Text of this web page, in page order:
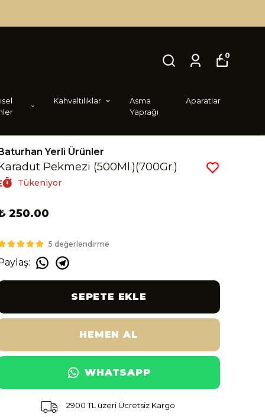
Kahvaltılıklar
Asma
Yaprağı
Aparatlar
0
Yerli Ürünler
Pekmezi (500Ml.)(700Gr.)
Tükeniyor
250.00
5 değerlendirme
:
SEPETE EKLE
HEMEN AL
WHATSAPP
2900 TL üzeri Ücretsiz Kargo